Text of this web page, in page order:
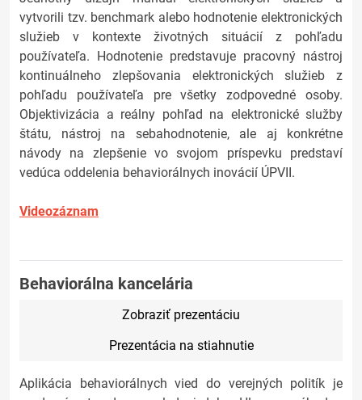
vytvorili tzv. benchmark alebo hodnotenie elektronických
služieb v kontexte životných situácií z pohľadu
používateľa. Hodnotenie predstavuje pracovný nástroj
kontinuálneho zlepšovania elektronických služieb z
pohľadu používateľa pre všetky zodpovedné osoby.
Objektivizácia a reálny pohľad na elektronické služby
štátu, nástroj na sebahodnotenie, ale aj konkrétne
návody na zlepšenie vo svojom príspevku predstaví
vedúca oddelenia behaviorálnych inovácií ÚPVII.
Videozáznam
Behaviorálna kancelária
Zobraziť prezentáciu
Prezentácia na stiahnutie
Aplikácia behaviorálnych vied do verejných politík je